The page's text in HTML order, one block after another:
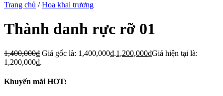
Trang chủ / Hoa khai trương
Thành danh rực rỡ 01
1,400,000₫ Giá gốc là: 1,400,000₫.1,200,000₫Giá hiện tại là:
1,200,000₫.
Khuyến mãi HOT: